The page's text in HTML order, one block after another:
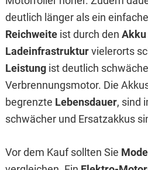
deutlich länger als ein
Reichweite ist durch den Akku
Ladeinfrastrukturvielerorts
Leistung ist deutlich
Verbrennungsmotor. Die
begrenzte Lebensdauer, sind
schwächer und Ersatzakkus
Vor dem Kauf sollten Sie